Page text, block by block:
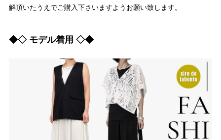
解頂いたうえでご購入下さいますようお願い致します。
◆◇ モデル着用 ◇◆